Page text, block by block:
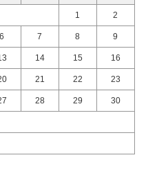
1 2
6 7 8 9
14 15 16
21 22 23
28 29 30